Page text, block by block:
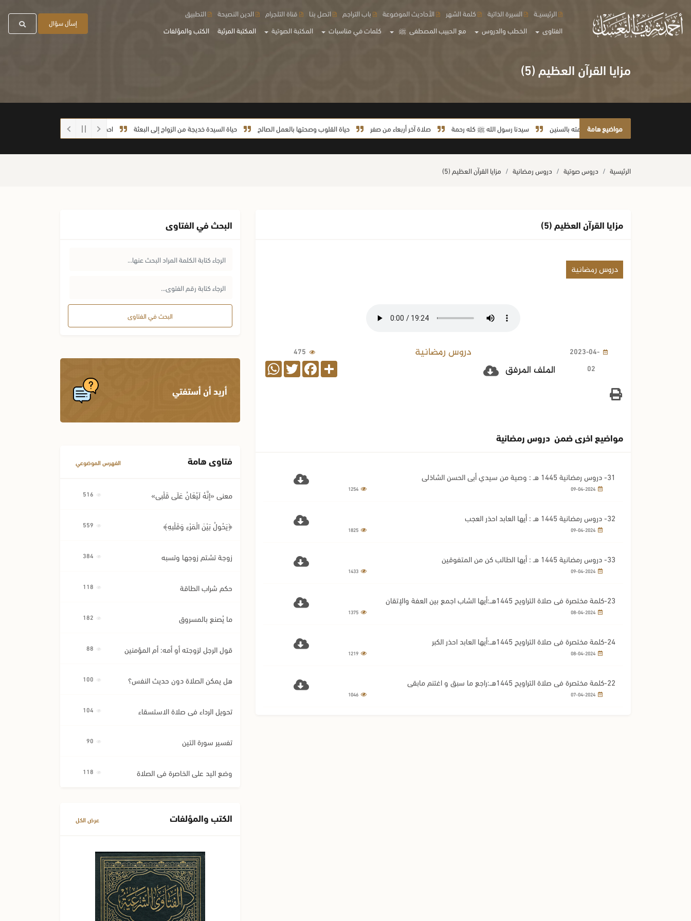
الفتاوى الخطب والدروس مع الحبيب المصطفى ﷺ كلمات في مناسبات المكتبة الصوتية المكتبة المرئية الكتب والمؤلفات
الرئيسيــة السيرة الذاتية كلمة الشهر الأحاديث الموضوعة باب التراجم اتصل بنـا قناة التلجرام الدين النصيحة التطبيق
إسأل سؤال
مزايا القرآن العظيم (5)
مواضيع هامة
لا يأخذ أمته بالسنين سيدنا رسول الله ﷺ كله رحمة صلاة آخر أربعاء من صفر حياة القلوب وصحتها بالعمل الصالح حياة السيدة خديجة من الزواج إلى البعثة احذروا الغش أيها الطلاب
الرئيسية دروس صوتية دروس رمضانية مزايا القرآن العظيم (5)
مزايا القرآن العظيم (5)
دروس رمضانية
2023-04-
02
دروس رمضانية 475
الملف المرفق Share
Facebook
Twitter
WhatsApp
مواضيع اخرى ضمن دروس رمضانية
31- دروس رمضانية 1445 هـ : وصية من سيدي أبي الحسن الشاذلي
1254
32- دروس رمضانية 1445 هـ : أيها العابد احذر العجب
1825
33- دروس رمضانية 1445 هـ : أيها الطالب كن من المتفوقين
1433
23-كلمة مختصرة في صلاة التراويح 1445هــ:أيها الشاب اجمع بين العفة والإتقان
1375
24-كلمة مختصرة في صلاة التراويح 1445هــ:أيها العابد احذر الكبر
1219
22-كلمة مختصرة في صلاة التراويح 1445هــ:راجع ما سبق و اغتنم مابقي
1046
البحث في الفتاوى
البحث في الفتاوى
أريد أن أستفتي
فتاوى هامة الفهرس الموضوعي
معنى «إِنَّهُ لَيُغَانُ عَلَى قَلْبِي»
﴿يَحُولُ بَيْنَ الْمَرْءِ وَقَلْبِهِ﴾
زوجة تشتم زوجها وتسبه
حكم شراب الطاقة
ما يُصنع بالمسروق
قول الرجل لزوجته أو أمه: أم المؤمنين
هل يمكن الصلاة دون حديث النفس؟
تحويل الرداء في صلاة الاستسقاء
تفسير سورة التين
وضع اليد على الخاصرة في الصلاة
الكتب والمؤلفات عرض الكل